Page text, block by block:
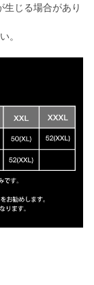
生じる場合があり
。